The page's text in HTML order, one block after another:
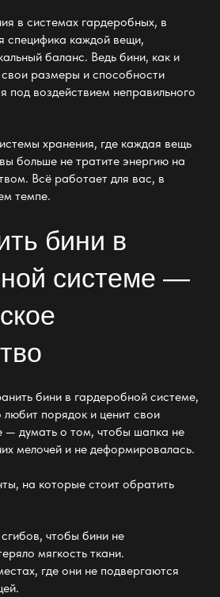
в системах гардеробных, в
специфика каждой вещи,
баланс. Ведь бини, как и
размеры и способности
под воздействием неправильного
хранения, где каждая вещь
больше не тратите энергию на
Всё работает для вас, в
темпе.
бини в
системе —
бини в гардеробной системе,
любит порядок и ценитсвои
— думать о том, чтобы шапка не
мелочей и не деформировалась.
на которые стоит обратить
чтобы бини не
мягкость ткани.
где они не подвергаются